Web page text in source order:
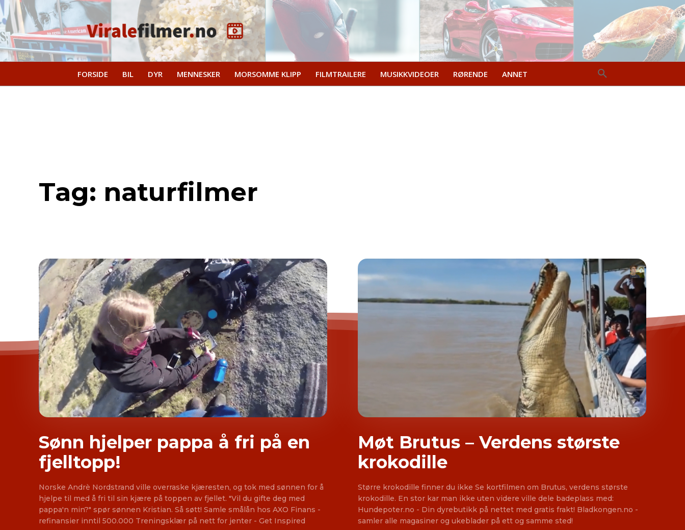
FORSIDE BIL DYR MENNESKER MORSOMME KLIPP FILMTRAILERE MUSIKKVIDEOER RØRENDE ANNET
Tag: naturfilmer
Sønn hjelper pappa å fri på en
fjelltopp!
Norske Andrè Nordstrand ville overraske kjæresten, og tok med sønnen for å
hjelpe til med å fri til sin kjære på toppen av fjellet. "Vil du gifte deg med
pappa'n min?" spør sønnen Kristian. Så søtt! Samle smålån hos AXO Finans -
refinansier inntil 500.000 Treningsklær på nett for jenter - Get Inspired
Møt Brutus – Verdens største
krokodille
Større krokodille finner du ikke Se kortfilmen om Brutus, verdens største
krokodille. En stor kar man ikke uten videre ville dele badeplass med:
Hundepoter.no - Din dyrebutikk på nettet med gratis frakt! Bladkongen.no -
samler alle magasiner og ukeblader på ett og samme sted!